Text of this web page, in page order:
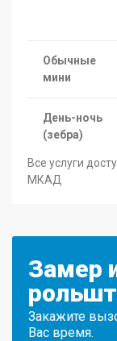
Обычные
мини
День-ночь
(зебра)
Все услуги
МКАД
Замер
Закажите
Вас время.